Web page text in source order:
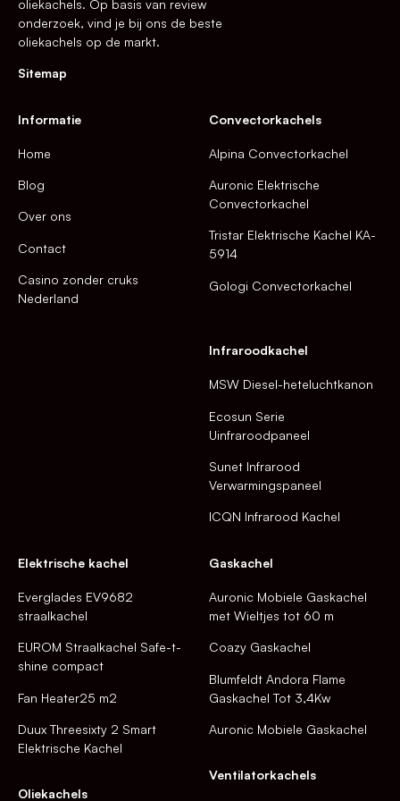
oliekachels. Op basis van review
onderzoek, vind je bij ons de beste
oliekachels op de markt.
Sitemap
Informatie
Home
Blog
Over ons
Contact
Casino zonder cruks
Nederland
Convectorkachels
Alpina Convectorkachel
Auronic Elektrische
Convectorkachel
Tristar Elektrische Kachel KA-
5914
Gologi Convectorkachel
Infraroodkachel
MSW Diesel-heteluchtkanon
Ecosun Serie
Uinfraroodpaneel
Sunet Infrarood
Verwarmingspaneel
ICQN Infrarood Kachel
Elektrische kachel
Everglades EV9682
straalkachel
EUROM Straalkachel Safe-t-
shine compact
Fan Heater25 m2
Duux Threesixty 2 Smart
Elektrische Kachel
Oliekachels
Gaskachel
Auronic Mobiele Gaskachel
met Wieltjes tot 60 m
Coazy Gaskachel
Blumfeldt Andora Flame
Gaskachel Tot 3,4Kw
Auronic Mobiele Gaskachel
Ventilatorkachels